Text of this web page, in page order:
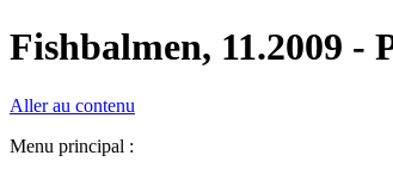
Fishbalmen, 11.2009 -
Aller au contenu
Menu principal :